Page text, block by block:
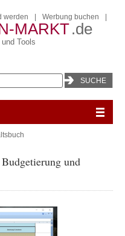
MARKT.de
Tools
werden Werbung buchen
und